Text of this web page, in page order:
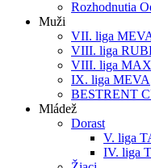
Rozhodnutia
Muži
VII. liga
VIII. liga
VIII. liga
IX. liga MEVA
BESTRENT
Mládež
Dorast
V. liga
IV. liga